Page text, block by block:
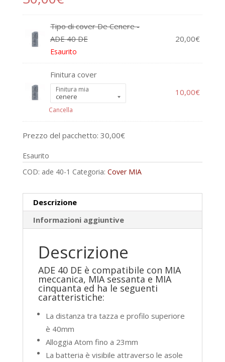
Tipo di cover De Cenere -
ADE 40 DE
Esaurito
20,00€
Finitura cover
Finitura mia
Cancella
10,00€
Prezzo del pacchetto: 30,00€
Esaurito
COD: ade 40-1 Categoria: Cover MIA
Descrizione
Informazioni aggiuntive
Descrizione
ADE 40 DE è compatibile con MIA
meccanica, MIA sessanta e MIA
cinquanta ed ha le seguenti
caratteristiche:
La distanza tra tazza e profilo superiore
è 40mm
Alloggia Atom fino a 23mm
La batteria è visibile attraverso le asole